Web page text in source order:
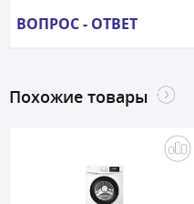
ВОПРОС - ОТВЕТ
Похожие товары